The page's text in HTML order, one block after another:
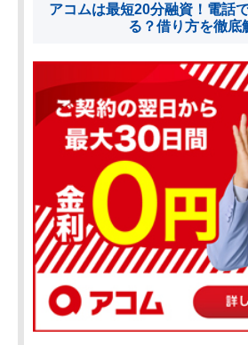
アコムは最短20分融資！電話
る？借り方を徹底